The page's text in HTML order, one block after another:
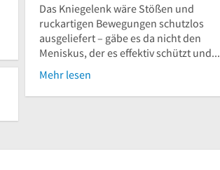
Das Kniegelenk wäre Stößen und
ruckartigen Bewegungen schutzlos
ausgeliefert – gäbe es da nicht den
Meniskus, der es effektiv schützt und...
Mehr lesen